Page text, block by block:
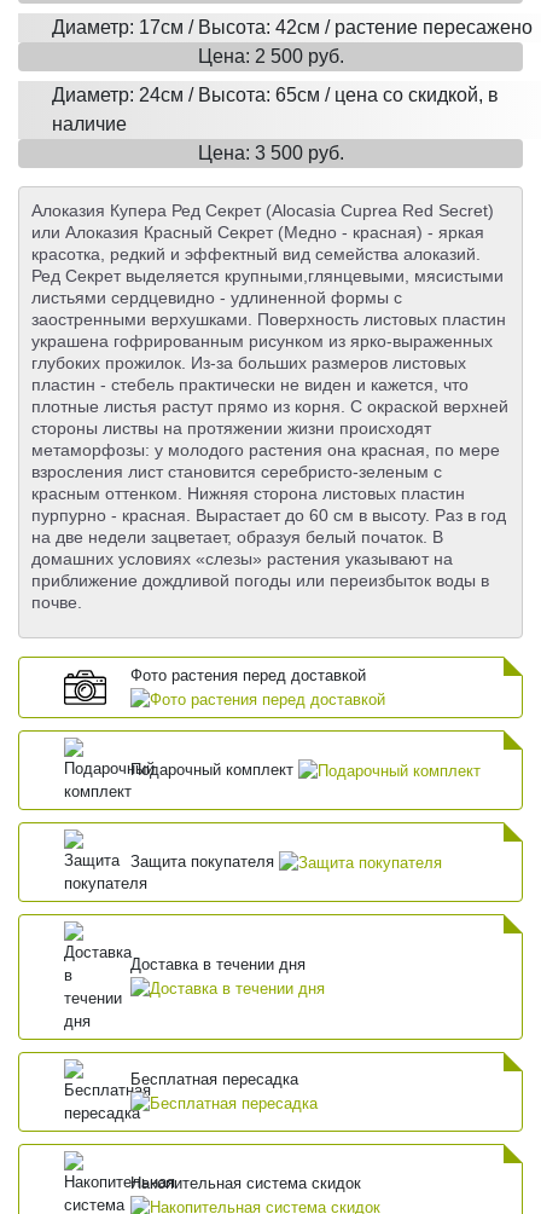
Диаметр: 17см / Высота: 42см / растение пересажено
Цена: 2 500 руб.
Диаметр: 24см / Высота: 65см / цена со скидкой, в
наличие
Цена: 3 500 руб.
Алоказия Купера Ред Секрет (Alocasia Cuprea Red Secret)
или Алоказия Красный Секрет (Медно - красная) - яркая
красотка, редкий и эффектный вид семейства алоказий.
Ред Секрет выделяется крупными,глянцевыми, мясистыми
листьями сердцевидно - удлиненной формы с
заостренными верхушками. Поверхность листовых пластин
украшена гофрированным рисунком из ярко-выраженных
глубоких прожилок. Из-за больших размеров листовых
пластин - стебель практически не виден и кажется, что
плотные листья растут прямо из корня. С окраской верхней
стороны листвы на протяжении жизни происходят
метаморфозы: у молодого растения она красная, по мере
взросления лист становится серебристо-зеленым с
красным оттенком. Нижняя сторона листовых пластин
пурпурно - красная. Вырастает до 60 см в высоту. Раз в год
на две недели зацветает, образуя белый початок. В
домашних условиях «слезы» растения указывают на
приближение дождливой погоды или переизбыток воды в
почве.
Фото растения перед доставкой
Подарочный комплект
Защита покупателя
Доставка в течении дня
Бесплатная пересадка
Накопительная система скидок